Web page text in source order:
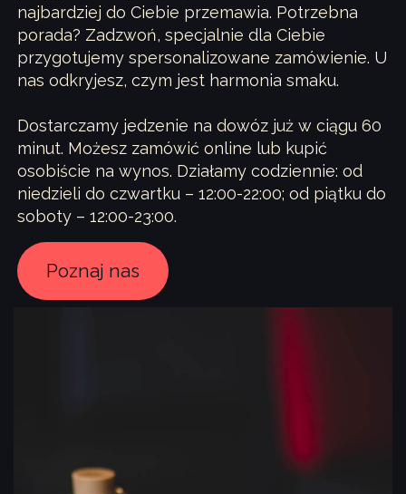
najbardziej do Ciebie przemawia. Potrzebna
porada? Zadzwoń, specjalnie dla Ciebie
przygotujemy spersonalizowane zamówienie. U
nas odkryjesz, czym jest harmonia smaku.
Dostarczamy jedzenie na dowóz już w ciągu 60
minut. Możesz zamówić online lub kupić
osobiście na wynos. Działamy codziennie: od
niedzieli do czwartku – 12:00-22:00; od piątku do
soboty – 12:00-23:00.
Poznaj nas